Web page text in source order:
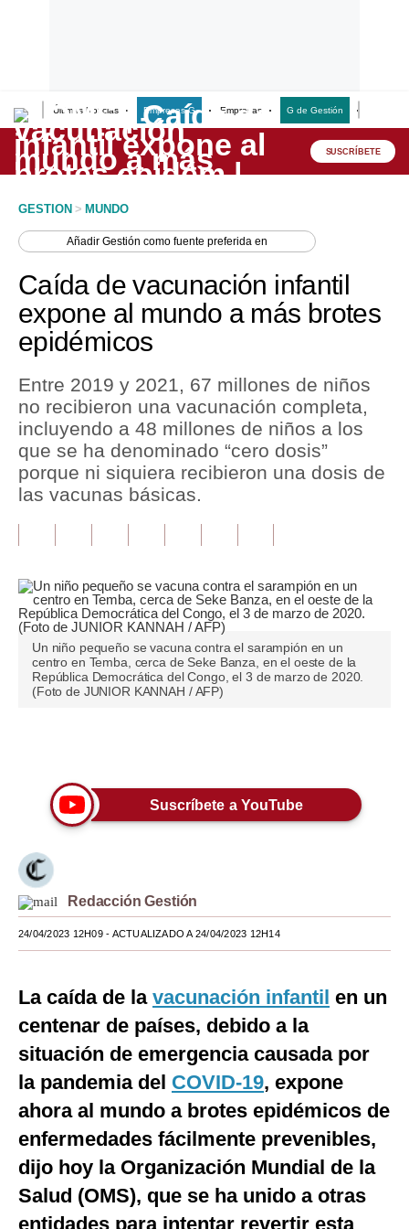
Últimas Noticias Empresas G Empresas G de Gestión
Lo último
Peru Quiosco
Economía
Mercados
Política
Tu Dinero
Finanzas Personales
Opinión
Editorial
Pregunta de hoy
Blogs
Viajes
Estilos
Mundo
EEUU
México
España
Internacional
Tecnología
Club del Suscriptor
Mix
G de Gestión
SUSCRÍBETE
GESTION > MUNDO
AñadirGestión como fuente preferida en
Caída de vacunación infantil
expone al mundo a más brotes
epidémicos
Entre 2019 y 2021, 67 millones de niños
no recibieron una vacunación completa,
incluyendo a 48 millones de niños a los
que se ha denominado “cero dosis”
porque ni siquiera recibieron una dosis de
las vacunas básicas.
Un niño pequeño se vacuna contra el sarampión en un
centro en Temba, cerca de Seke Banza, en el oeste de la
República Democrática del Congo, el 3 de marzo de 2020.
(Foto de JUNIOR KANNAH / AFP)
Suscríbete a YouTube
Redacción Gestión
24/04/2023 12H09- ACTUALIZADO A 24/04/2023 12H14
La caída de la vacunación infantil en un
centenar de países, debido a la
situación de emergencia causada por
la pandemia del COVID-19, expone
ahora al mundo a brotes epidémicos de
enfermedades fácilmente prevenibles,
dijo hoy la Organización Mundial de la
Salud (OMS), que se ha unido a otras
entidades para intentar revertir esta